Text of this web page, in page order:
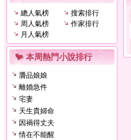
總人氣榜
搜索排行
周人氣榜
作家排行
月人氣榜
本周熱門小說排行
贗品娘娘
離婚急件
宅妻
天生貴婦命
因禍得丈夫
情在不能醒